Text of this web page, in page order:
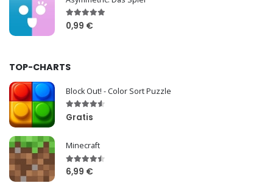
0,99 €
TOP-CHARTS
Block Out! - Color Sort Puzzle
Gratis
Minecraft
6,99 €